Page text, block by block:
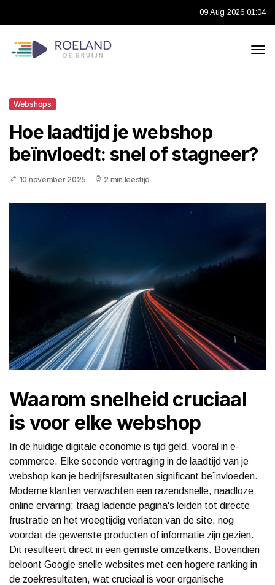
09 Aug 2026 01:04
Webshops
Hoe laadtijd je webshop
beïnvloedt: snel of stagneer?
10 november 2025 2 min leestijd
Waarom snelheid cruciaal
is voor elke webshop
In de huidige digitale economie is tijd geld, vooral in e-
commerce. Elke seconde vertraging in de laadtijd van je
webshop kan je bedrijfsresultaten significant beïnvloeden.
Moderne klanten verwachten een razendsnelle, naadloze
online ervaring; traag ladende pagina's leiden tot directe
frustratie en het vroegtijdig verlaten van de site, nog
voordat de gewenste producten of informatie zijn gezien.
Dit resulteert direct in een gemiste omzetkans. Bovendien
beloont Google snelle websites met een hogere ranking in
de zoekresultaten, wat cruciaal is voor organische